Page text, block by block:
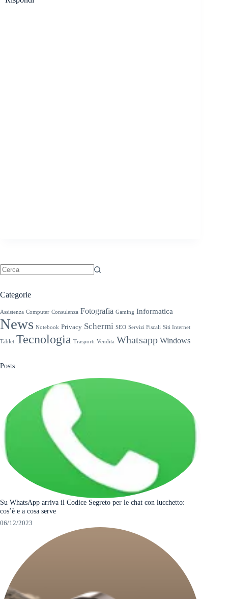
Categorie
Assistenza Computer Consulenza Fotografia Gaming Informatica
News Notebook Privacy Schermi SEO Servizi Fiscali Siti Internet
Tablet Tecnologia Trasporti Vendita Whatsapp Windows
Posts
Su WhatsApp arriva il Codice Segreto per le chat con lucchetto:
cos’è e a cosa serve
06/12/2023